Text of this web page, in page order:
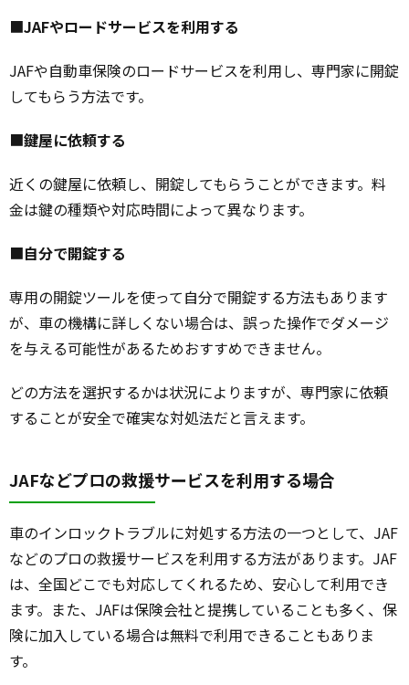
■JAFやロードサービスを利用する
JAFや自動車保険のロードサービスを利用し、専門家に開錠
してもらう方法です。
■鍵屋に依頼する
近くの鍵屋に依頼し、開錠してもらうことができます。料
金は鍵の種類や対応時間によって異なります。
■自分で開錠する
専用の開錠ツールを使って自分で開錠する方法もあります
が、車の機構に詳しくない場合は、誤った操作でダメージ
を与える可能性があるためおすすめできません。
どの方法を選択するかは状況によりますが、専門家に依頼
することが安全で確実な対処法だと言えます。
JAFなどプロの救援サービスを利用する場合
車のインロックトラブルに対処する方法の一つとして、JAF
などのプロの救援サービスを利用する方法があります。JAF
は、全国どこでも対応してくれるため、安心して利用でき
ます。また、JAFは保険会社と提携していることも多く、保
険に加入している場合は無料で利用できることもありま
す。